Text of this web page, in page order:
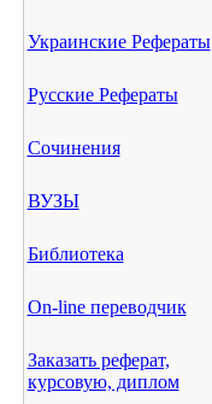
Украинские Рефераты
Русские Рефераты
Сочинения
ВУЗЫ
Библиотека
On-line переводчик
Заказать реферат,
курсовую, диплом